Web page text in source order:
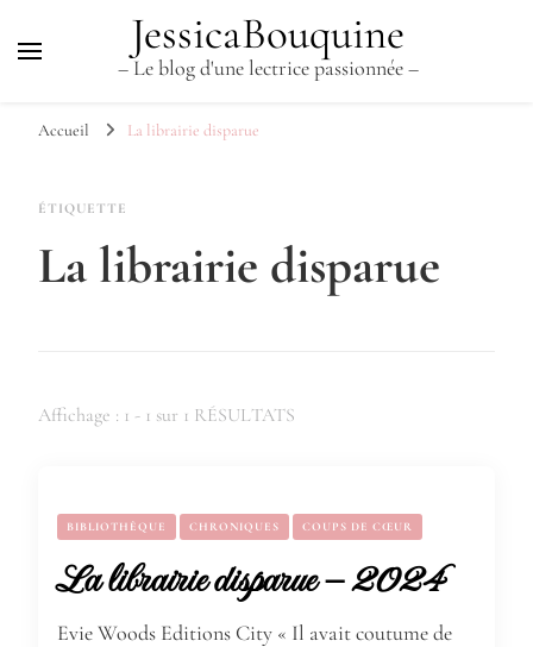
JessicaBouquine
– Le blog d'une lectrice passionnée –
Accueil La librairie disparue
ÉTIQUETTE
La librairie disparue
Affichage : 1 - 1 sur 1 RÉSULTATS
BIBLIOTHÈQUE CHRONIQUES COUPS DE CŒUR
La librairie disparue – 2024
Evie Woods Editions City « Il avait coutume de